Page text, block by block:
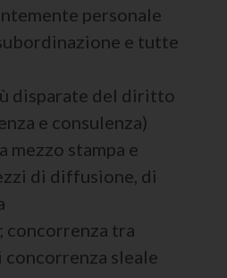
personale
e tutte
disparate del diritto
e consulenza)
mezzo stampa e
di diffusione, di
tra
sleale